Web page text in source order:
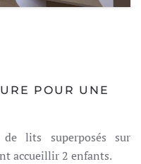
POUR UNE
de lits superposés sur
accueillir 2 enfants.